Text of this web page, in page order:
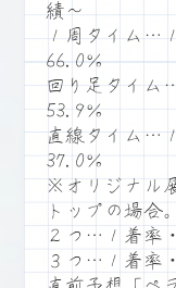
績～
１周タイム…
66.0％
回り足タイム
53.9％
直線タイム…
37.0％
※オリジナル
トップの場合。
２つ…１着率
３つ…１着率